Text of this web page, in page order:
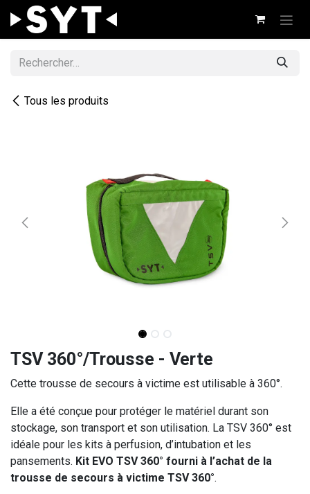
Se rendre au contenu
Tous les produits
TSV 360°/Trousse - Verte
Cette trousse de secours à victime est utilisable à 360°.
Elle a été conçue pour protéger le matériel durant son
stockage, son transport et son utilisation. La TSV 360° est
idéale pour les kits à perfusion, d’intubation et les
pansements. Kit EVO TSV 360° fourni à l’achat de la
trousse de secours à victime TSV 360°.